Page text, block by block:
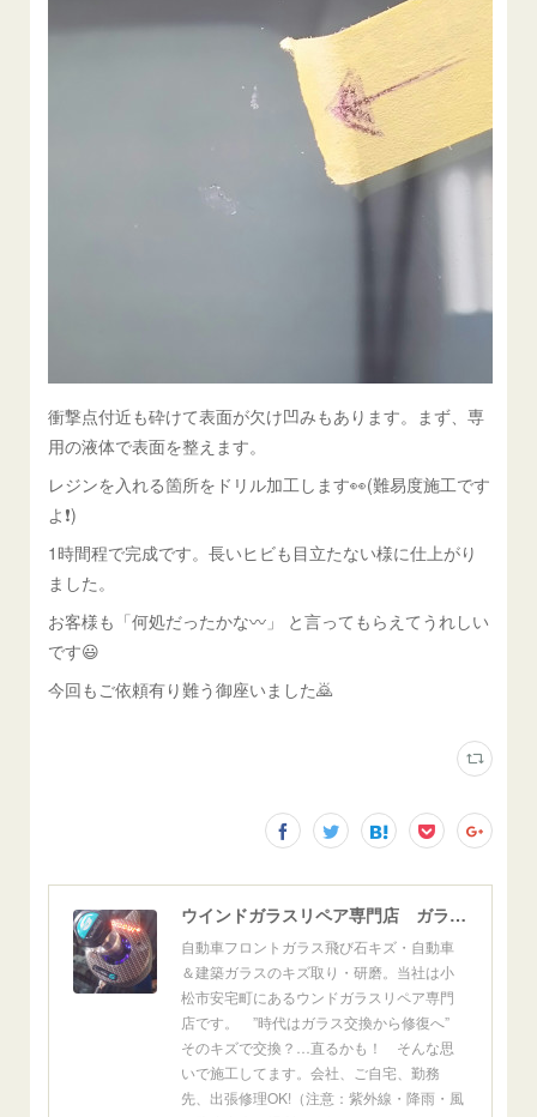
衝撃点付近も砕けて表面が欠け凹みもあります。まず、専
用の液体で表面を整えます。
レジンを入れる箇所をドリル加工します👀(難易度施工です
よ❗)
1時間程で完成です。長いヒビも目立たない様に仕上がり
ました。
お客様も「何処だったかな〰」 と言ってもらえてうれしい
です😃
今回もご依頼有り難う御座いました🙇
ウインドガラスリペア専門店 ガラスリペア・ヨシダ グラスウェルドジャパン 正規施工店 小松市
自動車フロントガラス飛び石キズ・自動車
＆建築ガラスのキズ取り・研磨。当社は小
松市安宅町にあるウンドガラスリペア専門
店です。 ”時代はガラス交換から修復へ”
そのキズで交換？…直るかも！ そんな思
いで施工してます。会社、ご自宅、勤務
先、出張修理OK!（注意：紫外線・降雨・風